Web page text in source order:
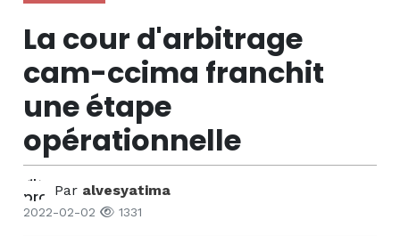
La cour d'arbitrage
cam-ccima franchit
une étape
opérationnelle
Par alvesyatima
2022-02-02 1331